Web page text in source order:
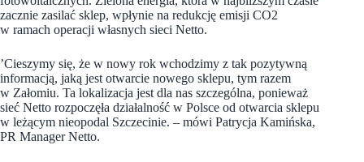
zacznie zasilać sklep, wpłynie na redukcję emisji CO2
w ramach operacji własnych sieci Netto.
’Cieszymy się, że w nowy rok wchodzimy z tak pozytywną
informacją, jaką jest otwarcie nowego sklepu, tym razem
w Załomiu. Ta lokalizacja jest dla nas szczególna, ponieważ
sieć Netto rozpoczęła działalność w Polsce od otwarcia sklepu
w leżącym nieopodal Szczecinie. – mówi Patrycja Kamińska,
PR Manager Netto.